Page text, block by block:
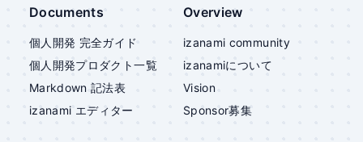
Documents
個人開発 完全ガイド
個人開発プロダクト一覧
Markdown 記法表
izanami エディター
Overview
izanami community
izanamiについて
Vision
Sponsor募集